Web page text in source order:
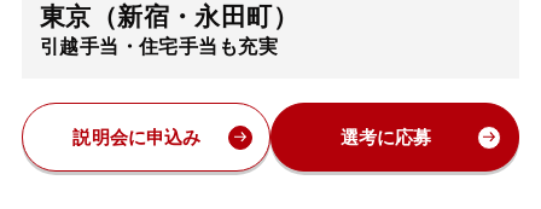
東京（新宿・永田町）
引越手当・住宅手当も充実
説明会に申込み 選考に応募
弁護士・税理士